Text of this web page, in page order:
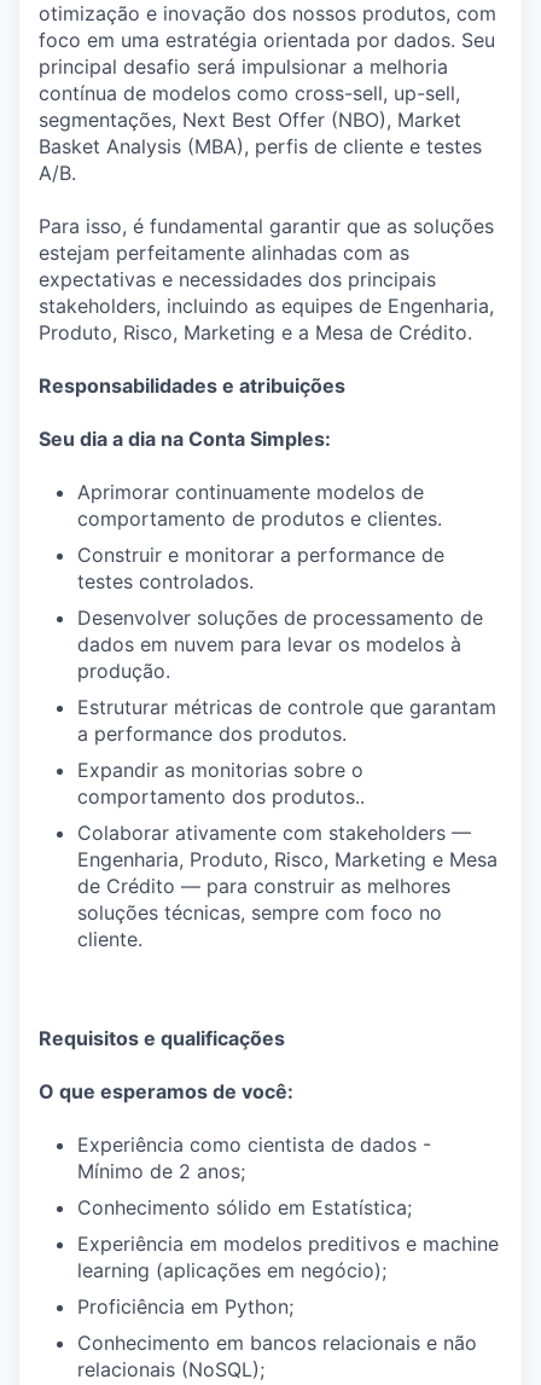
otimização e inovação dos nossos produtos, com
foco em uma estratégia orientada por dados. Seu
principal desafio será impulsionar a melhoria
contínua de modelos como cross-sell, up-sell,
segmentações, Next Best Offer (NBO), Market
Basket Analysis (MBA), perfis de cliente e testes
A/B.
Para isso, é fundamental garantir que as soluções
estejam perfeitamente alinhadas com as
expectativas e necessidades dos principais
stakeholders, incluindo as equipes de Engenharia,
Produto, Risco, Marketing e a Mesa de Crédito.
Responsabilidades e atribuições
Seu dia a dia na Conta Simples:
Aprimorar continuamente modelos de
comportamento de produtos e clientes.
Construir e monitorar a performance de
testes controlados.
Desenvolver soluções de processamento de
dados em nuvem para levar os modelos à
produção.
Estruturar métricas de controle que garantam
a performance dos produtos.
Expandir as monitorias sobre o
comportamento dos produtos..
Colaborar ativamente com stakeholders —
Engenharia, Produto, Risco, Marketing e Mesa
de Crédito — para construir as melhores
soluções técnicas, sempre com foco no
cliente.
Requisitos e qualificações
O que esperamos de você:
Experiência como cientista de dados -
Mínimo de 2 anos;
Conhecimento sólido em Estatística;
Experiência em modelos preditivos e machine
learning (aplicações em negócio);
Proficiência em Python;
Conhecimento em bancos relacionais e não
relacionais (NoSQL);